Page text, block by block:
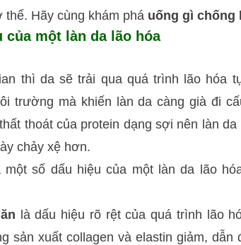
thể. Hãy cùng khám phá uống gì chống
của một làn da lão hóa
thì da sẽ trải qua quá trình lão hóa
trường mà khiến làn da càng già đi
thoát của protein dạng sợi nên làn
chảy xệ hơn.
số dấu hiệu của một làn da lão
là dấu hiệu rõ rệt của quá trình lão
sản xuất collagen và elastin giảm, dẫn